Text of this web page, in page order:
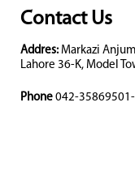
Contact Us
Addres: Markazi
Lahore 36-K, Model
Phone 042-